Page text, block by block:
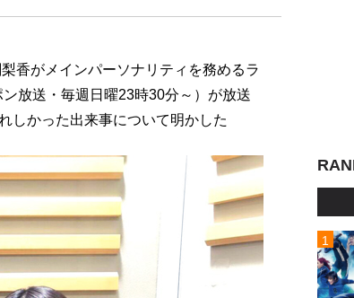
香がメインパーソナリティを務めるラ
放送・毎週日曜23時30分～）が放送
しかった出来事について明かした